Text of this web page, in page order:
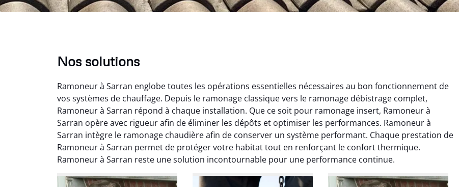
Nos solutions
Ramoneur à Sarran englobe toutes les opérations essentielles nécessaires au bon fonctionnement de
vos systèmes de chauffage. Depuis le ramonage classique vers le ramonage débistrage complet,
Ramoneur à Sarran répond à chaque installation. Que ce soit pour ramonage insert, Ramoneur à
Sarran opère avec rigueur afin de éliminer les dépôts et optimiser les performances. Ramoneur à
Sarran intègre le ramonage chaudière afin de conserver un système performant. Chaque prestation de
Ramoneur à Sarran permet de protéger votre habitat tout en renforçant le confort thermique.
Ramoneur à Sarran reste une solution incontournable pour une performance continue.
Nicolas Perrin
22 janvier 2026
Yannick Morel
12 juillet 2025